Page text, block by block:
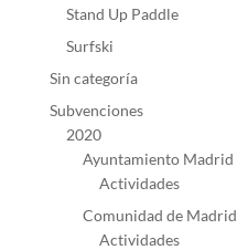
Stand Up Paddle
Surfski
Sin categoría
Subvenciones
2020
Ayuntamiento Madrid
Actividades
Comunidad de Madrid
Actividades